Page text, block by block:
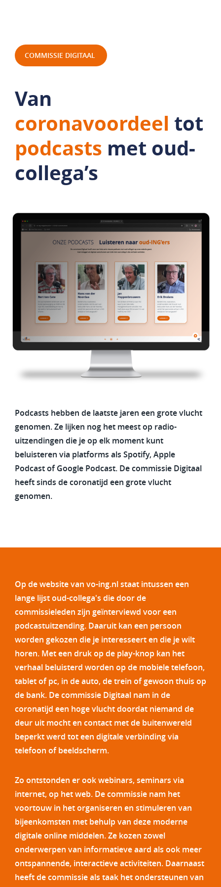
COMMISSIE DIGITAAL
Van
coronavoordeel tot
podcasts met oud-
collega’s
Podcasts hebben de laatste jaren een grote vlucht
genomen. Ze lijken nog het meest op radio-
uitzendingen die je op elk moment kunt
beluisteren via platforms als Spotify, Apple
Podcast of Google Podcast. De commissie Digitaal
heeft sinds de coronatijd een grote vlucht
genomen.
Op de website van vo-ing.nl staat intussen een
lange lijst oud-collega's die door de
commissieleden zijn geïnterviewd voor een
podcastuitzending. Daaruit kan een persoon
worden gekozen die je interesseert en die je wilt
horen. Met een druk op de play-knop kan het
verhaal beluisterd worden op de mobiele telefoon,
tablet of pc, in de auto, de trein of gewoon thuis op
de bank. De commissie Digitaal nam in de
coronatijd een hoge vlucht doordat niemand de
deur uit mocht en contact met de buitenwereld
beperkt werd tot een digitale verbinding via
telefoon of beeldscherm.
Zo ontstonden er ook webinars, seminars via
internet, op het web. De commissie nam het
voortouw in het organiseren en stimuleren van
bijeenkomsten met behulp van deze moderne
digitale online middelen. Ze kozen zowel
onderwerpen van informatieve aard als ook meer
ontspannende, interactieve activiteiten. Daarnaast
heeft de commissie als taak het ondersteunen van